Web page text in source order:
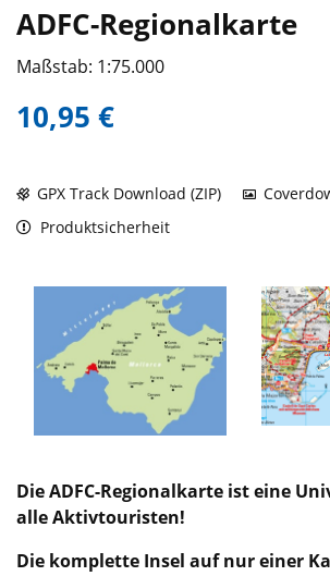
ADFC-Regionalkarte
Maßstab: 1:75.000
10,95 €
GPX Track Download (ZIP)
Produktsicherheit
Die ADFC-Regionalkarte ist eine
alle Aktivtouristen!
Die komplette Insel auf nur einer